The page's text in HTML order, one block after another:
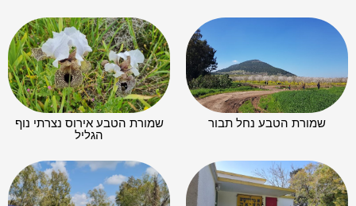
שמורת הטבע נחל תבור
שמורת הטבע אירוס נצרתי נוף
הגליל